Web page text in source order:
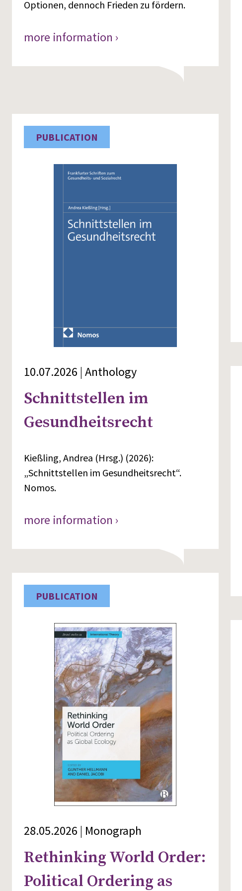
Optionen, dennoch Frieden zu fördern.
more information ›
PUBLICATION
10.07.2026 | Anthology
Schnittstellen im
Gesundheitsrecht
Kießling, Andrea (Hrsg.) (2026):
„Schnittstellen im Gesundheitsrecht“.
Nomos.
more information ›
PUBLICATION
28.05.2026 | Monograph
Rethinking World Order:
Political Ordering as